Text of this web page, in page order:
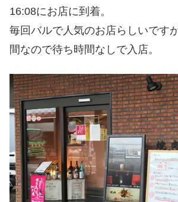
16:08にお店に到着。
毎回バルで人気のお店らしいです
間なので待ち時間なしで入店。